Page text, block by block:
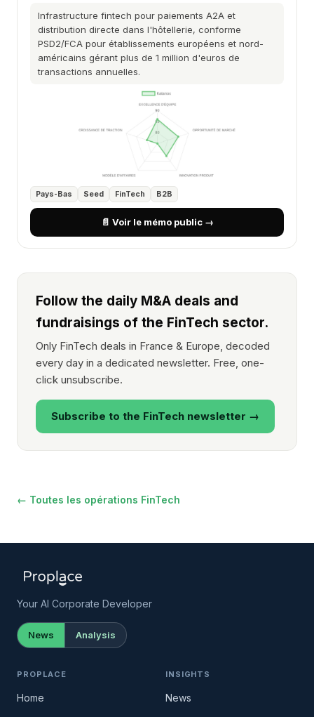
Infrastructure fintech pour paiements A2A et
distribution directe dans l'hôtellerie, conforme
PSD2/FCA pour établissements européens et nord-
américains gérant plus de 1 million d'euros de
transactions annuelles.
Pays-Bas Seed FinTech B2B
📄 Voir le mémo public →
Follow the daily M&A deals and
fundraisings of the FinTech sector.
Only FinTech deals in France & Europe, decoded
every day in a dedicated newsletter. Free, one-
click unsubscribe.
Subscribe to the FinTech newsletter →
← Toutes les opérations FinTech
Your AI Corporate Developer
News Analysis
PROPLACE
Home
INSIGHTS
News